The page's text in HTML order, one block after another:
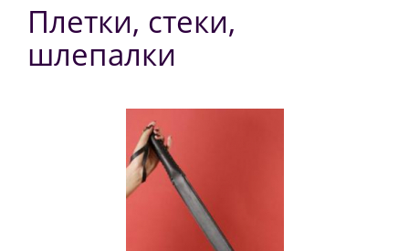
Плетки, стеки,
шлепалки